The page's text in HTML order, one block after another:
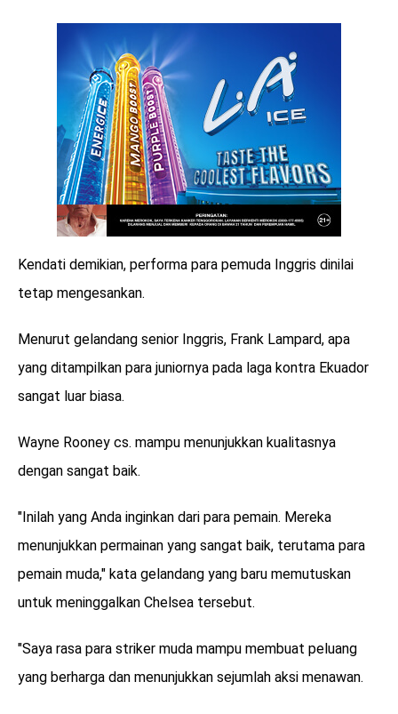
Kendati demikian, performa para pemuda Inggris dinilai
tetap mengesankan.
Menurut gelandang senior Inggris, Frank Lampard, apa
yang ditampilkan para juniornya pada laga kontra Ekuador
sangat luar biasa.
Wayne Rooney cs. mampu menunjukkan kualitasnya
dengan sangat baik.
"Inilah yang Anda inginkan dari para pemain. Mereka
menunjukkan permainan yang sangat baik, terutama para
pemain muda," kata gelandang yang baru memutuskan
untuk meninggalkan Chelsea tersebut.
"Saya rasa para striker muda mampu membuat peluang
yang berharga dan menunjukkan sejumlah aksi menawan.